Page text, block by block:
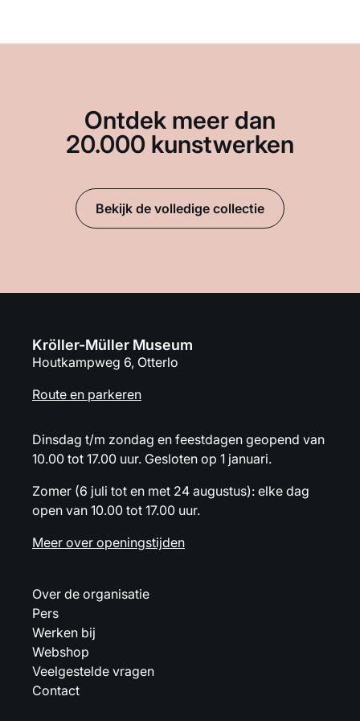
Ontdek meer dan
20.000 kunstwerken
Bekijk de volledige collectie
Kröller-Müller Museum
Houtkampweg 6, Otterlo
Route en parkeren
Dinsdag t/m zondag en feestdagen geopend van
10.00 tot 17.00 uur. Gesloten op 1 januari.
Zomer (6 juli tot en met 24 augustus): elke dag
open van 10.00 tot 17.00 uur.
Meer over openingstijden
Over de organisatie
Pers
Werken bij
Webshop
Veelgestelde vragen
Contact